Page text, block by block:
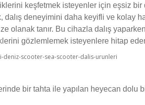
keşfetmek isteyenler için eşsiz bir
dalış deneyimini daha keyifli ve kolay
olanak tanır. Bu cihazla dalış
gözlemlemek isteyenlere hitap
bir tahta ile yapılan heyecan dolu